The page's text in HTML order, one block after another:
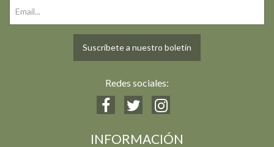
Suscríbete a nuestro boletín
Redes sociales:
INFORMACIÓN